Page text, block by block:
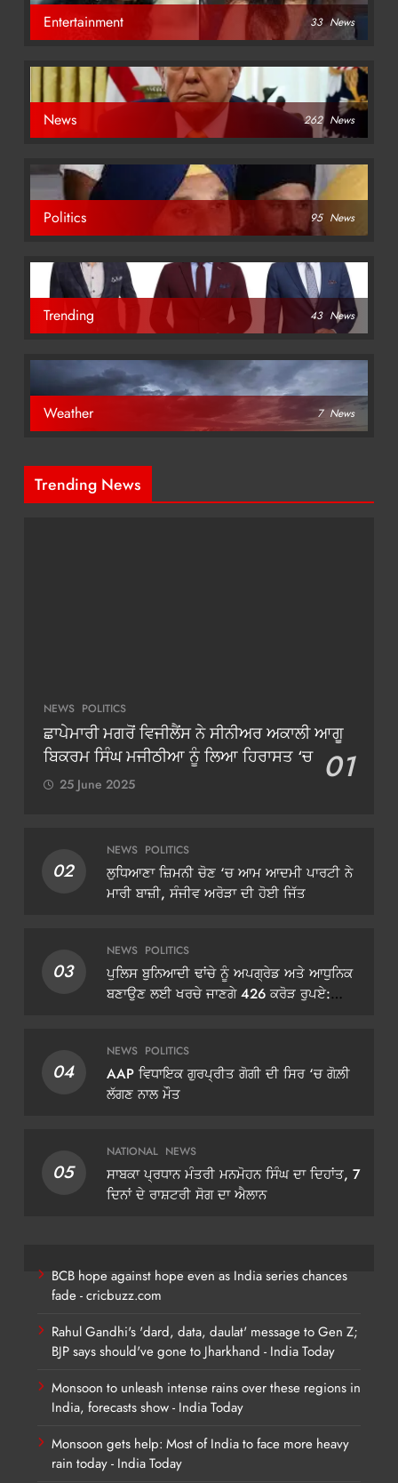
Entertainment 33 News
News 262 News
Politics 95 News
Trending 43 News
Weather 7 News
Trending News
NEWS POLITICS
ਛਾਪੇਮਾਰੀ ਮਗਰੋਂ ਵਿਜੀਲੈਂਸ ਨੇ ਸੀਨੀਅਰ ਅਕਾਲੀ ਆਗੂ
ਬਿਕਰਮ ਸਿੰਘ ਮਜੀਠੀਆ ਨੂੰ ਲਿਆ ਹਿਰਾਸਤ ‘ਚ 01
25 June 2025
02
NEWS POLITICS
ਲੁਧਿਆਣਾ ਜ਼ਿਮਨੀ ਚੋਣ ‘ਚ ਆਮ ਆਦਮੀ ਪਾਰਟੀ ਨੇ
ਮਾਰੀ ਬਾਜ਼ੀ, ਸੰਜੀਵ ਅਰੋੜਾ ਦੀ ਹੋਈ ਜਿੱਤ
03
NEWS POLITICS
ਪੁਲਿਸ ਬੁਨਿਆਦੀ ਢਾਂਚੇ ਨੂੰ ਅਪਗ੍ਰੇਡ ਅਤੇ ਆਧੁਨਿਕ
ਬਣਾਉਣ ਲਈ ਖਰਚੇ ਜਾਣਗੇ 426 ਕਰੋੜ ਰੁਪਏ:
04
NEWS POLITICS
AAP ਵਿਧਾਇਕ ਗੁਰਪ੍ਰੀਤ ਗੋਗੀ ਦੀ ਸਿਰ ‘ਚ ਗੋਲ਼ੀ
ਲੱਗਣ ਨਾਲ ਮੌਤ
05
NATIONAL NEWS
ਸਾਬਕਾ ਪ੍ਰਧਾਨ ਮੰਤਰੀ ਮਨਮੋਹਨ ਸਿੰਘ ਦਾ ਦਿਹਾਂਤ, 7
ਦਿਨਾਂ ਦੇ ਰਾਸ਼ਟਰੀ ਸੋਗ ਦਾ ਐਲਾਨ
BCB hope against hope even as India series chances
fade - cricbuzz.com
Rahul Gandhi's 'dard, data, daulat' message to Gen Z;
BJP says should've gone to Jharkhand - India Today
Monsoon to unleash intense rains over these regions in
India, forecasts show - India Today
Monsoon gets help: Most of India to face more heavy
rain today - India Today